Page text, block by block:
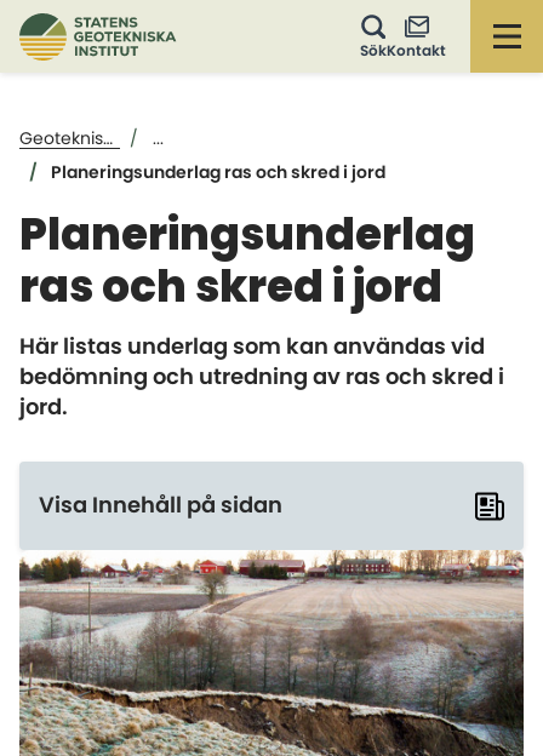
SökKontakt
Geoteknisk säkerhet i kommunal planering
...
Planeringsunderlag ras och skred i jord
Planeringsunderlag
ras och skred i jord
Här listas underlag som kan användas vid
bedömning och utredning av ras och skred i
jord.
Visa Innehåll på sidan